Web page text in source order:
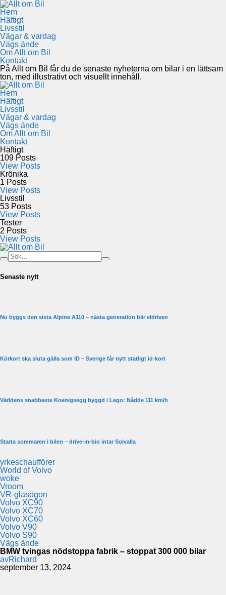
Hem
Häftigt
Livsstil
Vägar & vardag
Vägs ände
Om Allt om Bil
Kontakt
På Allt om Bil får du de senaste nyheterna om bilar i en lättsam
ton, med illustrativt och visuellt innehåll.
Hem
Häftigt
Livsstil
Vägar & vardag
Vägs ände
Om Allt om Bil
Kontakt
Häftigt
109 Posts
View Posts
Krönika
1 Posts
View Posts
Livsstil
53 Posts
View Posts
Tester
2 Posts
View Posts
Senaste nytt
Nu byggs den sista Alpine A110 – nästa generation blir eldriven
Körkort ska sluta gälla som ID – Sverige får nytt statligt id-kort
Världens snabbaste Koenigsegg byggd i Lego: Nådde 111 km/h
Starta sommaren i bilen – drive-in-bio intar Solvalla
yrkeschaufförer
World of Volvo
woke
Vroom
VR-glasögon
Volvo XC90
Volvo XC70
Volvo XC60
Volvo V90
Volvo S90
Vägs ände
BMW tvingas nödstoppa fabrik – stoppat 300 000 bilar
avRichard
september 13, 2024